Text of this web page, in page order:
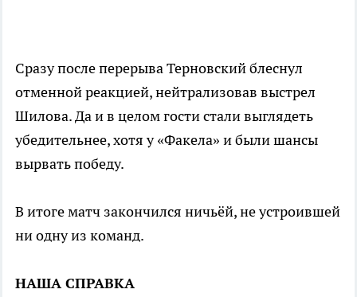
Сразу после перерыва Терновский блеснул
отменной реакцией, нейтрализовав выстрел
Шилова. Да и в целом гости стали выглядеть
убедительнее, хотя у «Факела» и были шансы
вырвать победу.
В итоге матч закончился ничьёй, не устроившей
ни одну из команд.
НАША СПРАВКА